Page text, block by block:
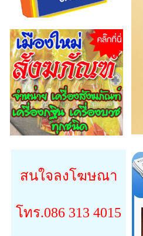
สนใจลงโฆษณา
โทร.086 313 4015